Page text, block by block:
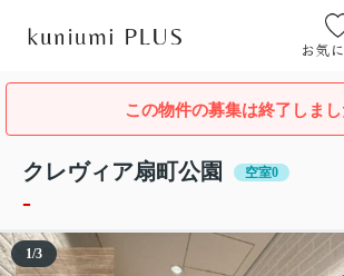
お気
この物件の募集は終了しまし
クレヴィア扇町公園 空室0
-
1/3